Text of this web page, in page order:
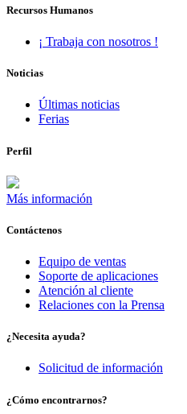
Recursos Humanos
¡ Trabaja con nosotros !
Noticias
Últimas noticias
Ferias
Perfil
Más información
Contáctenos
Equipo de ventas
Soporte de aplicaciones
Atención al cliente
Relaciones con la Prensa
¿Necesita ayuda?
Solicitud de información
¿Cómo encontrarnos?